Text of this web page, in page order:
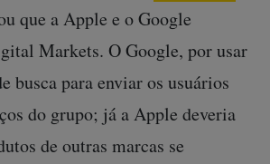
que a Apple e o Google
Markets. O Google, por usar
busca para enviar os usuários
do grupo; já a Apple deveria
de outras marcas se